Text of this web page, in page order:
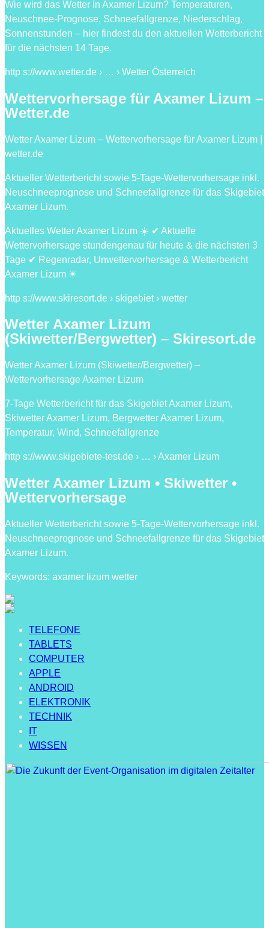
Wie wird das Wetter in Axamer Lizum? Temperaturen,
Neuschnee-Prognose, Schneefallgrenze, Niederschlag,
Sonnenstunden – hier findest du den aktuellen Wetterbericht
für die nächsten 14 Tage.
http s://www.wetter.de › … › Wetter Österreich
Wettervorhersage für Axamer Lizum –
Wetter.de
Wetter Axamer Lizum – Wettervorhersage für Axamer Lizum |
wetter.de
Aktueller Wetterbericht sowie 5-Tage-Wettervorhersage inkl.
Neuschneeprognose und Schneefallgrenze für das Skigebiet
Axamer Lizum.
Aktuelles Wetter Axamer Lizum ☀️ ✔ Aktuelle
Wettervorhersage stundengenau für heute & die nächsten 3
Tage ✔ Regenradar, Unwettervorhersage & Wetterbericht
Axamer Lizum ☀
http s://www.skiresort.de › skigebiet › wetter
Wetter Axamer Lizum
(Skiwetter/Bergwetter) – Skiresort.de
Wetter Axamer Lizum (Skiwetter/Bergwetter) –
Wettervorhersage Axamer Lizum
7-Tage Wetterbericht für das Skigebiet Axamer Lizum,
Skiwetter Axamer Lizum, Bergwetter Axamer Lizum,
Temperatur, Wind, Schneefallgrenze
http s://www.skigebiete-test.de › … › Axamer Lizum
Wetter Axamer Lizum • Skiwetter •
Wettervorhersage
Aktueller Wetterbericht sowie 5-Tage-Wettervorhersage inkl.
Neuschneeprognose und Schneefallgrenze für das Skigebiet
Axamer Lizum.
Keywords: axamer lizum wetter
TELEFONE
TABLETS
COMPUTER
APPLE
ANDROID
ELEKTRONIK
TECHNIK
IT
WISSEN